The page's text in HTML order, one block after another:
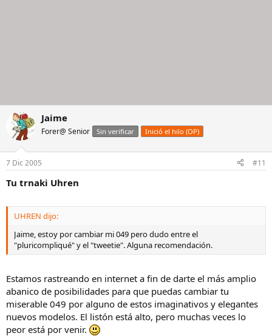
Jaime
Forer@ Senior Sin verificar Inició el hilo (OP)
7 Dic 2005 #11
Tu trnaki Uhren
UHREN dijo:
Jaime, estoy por cambiar mi 049 pero dudo entre el
"pluricompliqué" y el "tweetie". Alguna recomendación.
Estamos rastreando en internet a fin de darte el más amplio
abanico de posibilidades para que puedas cambiar tu
miserable 049 por alguno de estos imaginativos y elegantes
nuevos modelos. El listón está alto, pero muchas veces lo
peor está por venir.